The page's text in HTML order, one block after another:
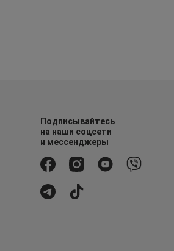
Подписывайтесь
на наши соцсети
и мессенджеры